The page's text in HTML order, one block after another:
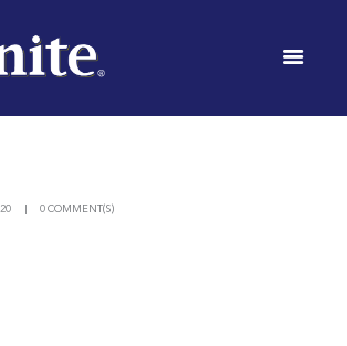
WINEMAKING PHILOSOPHY
COSECHA
0 COMMENT(S)